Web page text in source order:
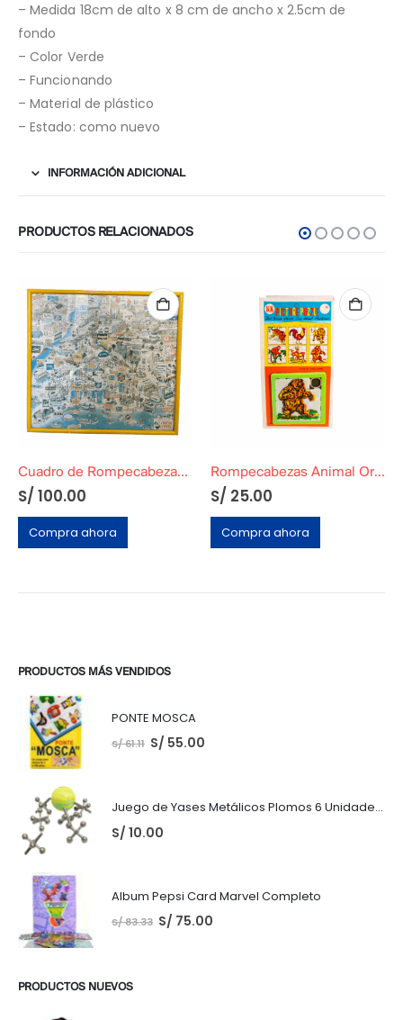
– Medida 18cm de alto x 8 cm de ancho x 2.5cm de
fondo
– Color Verde
– Funcionando
– Material de plástico
– Estado: como nuevo
INFORMACIÓN ADICIONAL
PRODUCTOS RELACIONADOS
Cuadro de Rompecabezas Santa Isabel Modelo Playa Original
S/ 100.00
Compra ahora
Rompecabezas Animal Original
S/ 25.00
Compra ahora
PRODUCTOS MÁS VENDIDOS
PONTE MOSCA
S/61.11 S/ 55.00
Juego de Yases Metálicos Plomos 6 Unidades + Pelota de Goma (En Bolsita Lista para Regalar)
S/ 10.00
Album Pepsi Card Marvel Completo
S/83.33 S/ 75.00
PRODUCTOS NUEVOS